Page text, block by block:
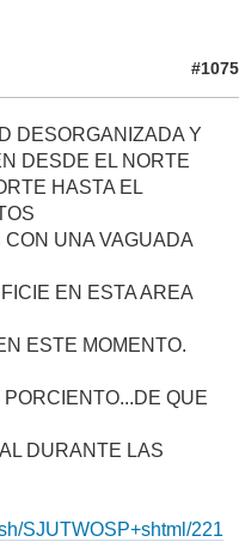
#1075
DESORGANIZADA Y
DESDE EL NORTE
HASTA EL
UNA VAGUADA
EN ESTA AREA
ESTE MOMENTO.
QUE
DURANTE LAS
SJUTWOSP+shtml/221